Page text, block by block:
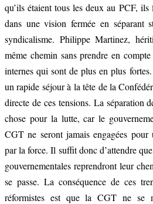
qu’ils étaient tous les deux au PCF,
dans une vision fermée en séparant
syndicalisme. Philippe Martinez,
même chemin sans prendre en
internes qui sont de plus en plus
un rapide séjour à la tête de la
directe de ces tensions. La séparation
chose pour la lutte, car le
CGT ne seront jamais engagées
par la force. Il suffit donc d’attendre
gouvernementales reprendront leur
se passe. La conséquence de ces
réformistes est que la CGT ne se